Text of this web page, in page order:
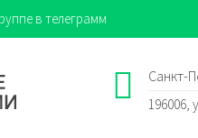
в телеграмм
Санкт-
196006,